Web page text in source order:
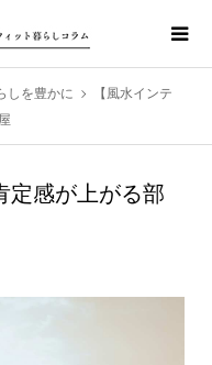
しを豊かに
【風水インテ
定感が上がる部